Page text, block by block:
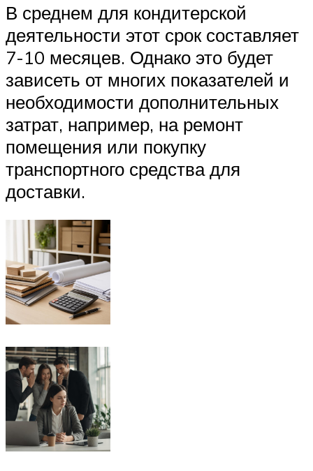
В среднем для кондитерской
деятельности этот срок составляет
7-10 месяцев. Однако это будет
зависеть от многих показателей и
необходимости дополнительных
затрат, например, на ремонт
помещения или покупку
транспортного средства для
доставки.